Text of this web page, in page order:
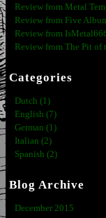
Review from Metal
Review from Five
Review from
Review from The Pit of
Categories
Dutch (1)
English (7)
German (1)
Italian (2)
Spanish (2)
Blog Archive
December 2015